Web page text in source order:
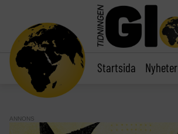
Startsida Nyheter
ANNONS